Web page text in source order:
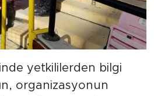
yetkililerden bilgi
organizasyonun